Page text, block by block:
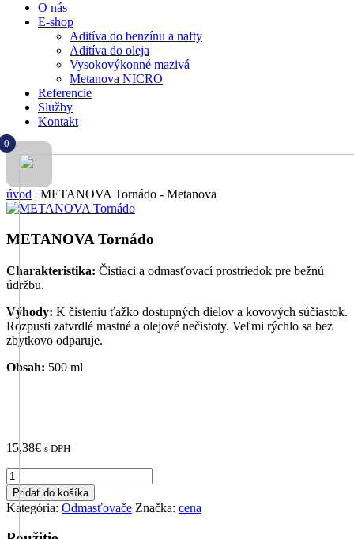
O nás
E-shop
Aditíva do benzínu a nafty
Aditíva do oleja
Vysokovýkonné mazivá
Metanova NICRO
Referencie
Služby
Kontakt
0
úvod | METANOVA Tornádo - Metanova
METANOVA Tornádo
Charakteristika: Čistiaci a odmasťovací prostriedok pre bežnú
údržbu.
Výhody: K čisteniu ťažko dostupných dielov a kovových súčiastok.
Rozpusti zatvrdlé mastné a olejové nečistoty. Veľmi rýchlo sa bez
zbytkovo odparuje.
Obsah: 500 ml
15,38€ s DPH
množstvo
METANOVA
Tornádo
Pridať do košíka
Kategória: Odmasťovače Značka: cena